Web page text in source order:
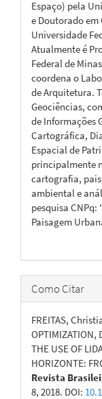
Espaço) pela
e Doutorado em
Universidade
Atualmente é
Federal de
coordena o
de Arquitetura.
Geociências,
de Informações
Cartográfica,
Espacial de
principalmente
cartografia,
ambiental e
pesquisa CNPq:
Paisagem
Como Citar
FREITAS,
OPTIMIZATION,
THE USE OF
HORIZONTE:
Revista
8, 2018. DOI: